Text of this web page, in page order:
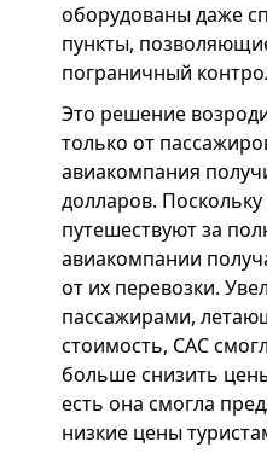
оборудованы даже
пункты,
пограничный
Это решение
только от
авиакомпания
долларов.
путешествуют за
авиакомпании
от их перевозки.
пассажирами,
стоимость, САС
больше снизить
есть она смогла
низкие цены